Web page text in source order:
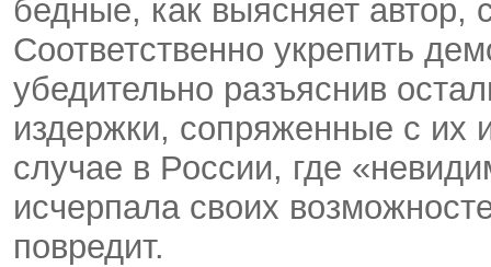
бедные, как выясняет автор,
Соответственно укрепить
убедительно разъяснив
издержки, сопряженные с их
случае в России, где
исчерпала своих
повредит.